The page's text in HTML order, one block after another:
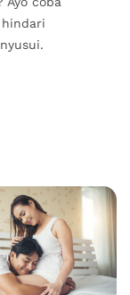
hindari